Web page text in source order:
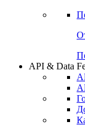
API & Data